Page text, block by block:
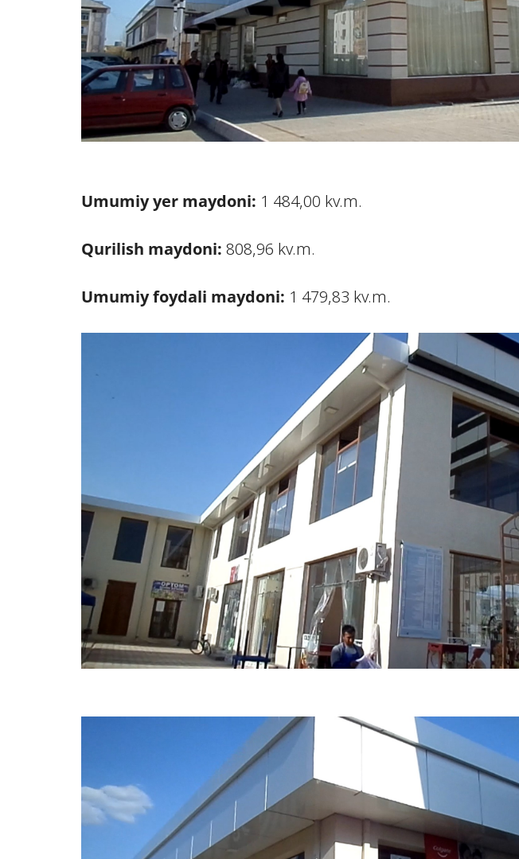
Umumiy yer maydoni: 1 484,00 kv.m.
Qurilish maydoni: 808,96 kv.m.
Umumiy foydali maydoni: 1 479,83 kv.m.